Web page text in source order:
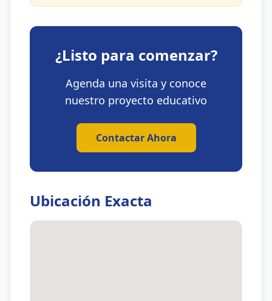
¿Listo para comenzar?
Agenda una visita y conoce
nuestro proyecto educativo
Contactar Ahora
Ubicación Exacta